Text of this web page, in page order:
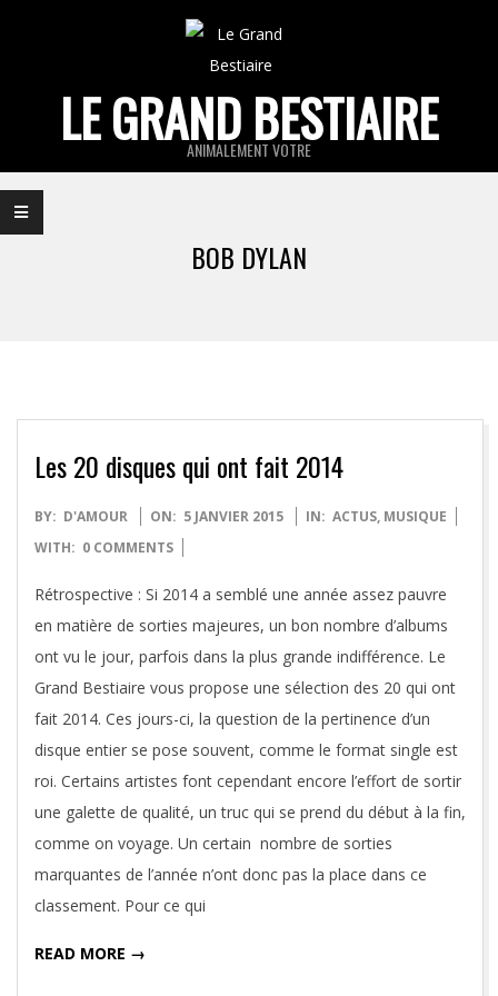
LE GRAND BESTIAIRE
ANIMALEMENT VOTRE
Primary
Navigation
BOB DYLAN
Les 20 disques qui ont fait 2014
2015-
01-
BY: D'AMOUR ON: 5 JANVIER 2015 IN: ACTUS, MUSIQUE
WITH: 0 COMMENTS
Rétrospective : Si 2014 a semblé une année assez pauvre
en matière de sorties majeures, un bon nombre d’albums
ont vu le jour, parfois dans la plus grande indifférence. Le
Grand Bestiaire vous propose une sélection des 20 qui ont
fait 2014. Ces jours-ci, la question de la pertinence d’un
disque entier se pose souvent, comme le format single est
roi. Certains artistes font cependant encore l’effort de sortir
une galette de qualité, un truc qui se prend du début à la fin,
comme on voyage. Un certain nombre de sorties
marquantes de l’année n’ont donc pas la place dans ce
classement. Pour ce qui
READ MORE →